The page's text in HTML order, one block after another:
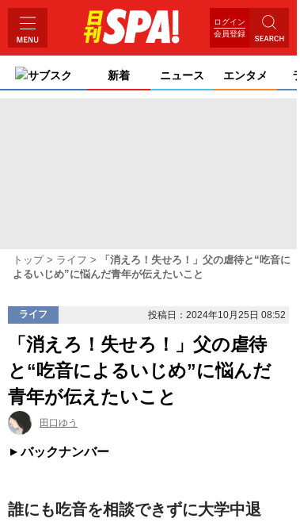
ログイン
会員登録
サブスク 新着 ニュース エンタメ
トップ ライフ
「消えろ！失せろ！」父の虐待と“吃音に
よるいじめ”に悩んだ青年が伝えたいこと
ライフ 投稿日：2024年10月25日 08:52
「消えろ！失せろ！」父の虐待
と“吃音によるいじめ”に悩んだ
青年が伝えたいこと
田口ゆう
バックナンバー
誰にも吃音を相談できずに大学中退